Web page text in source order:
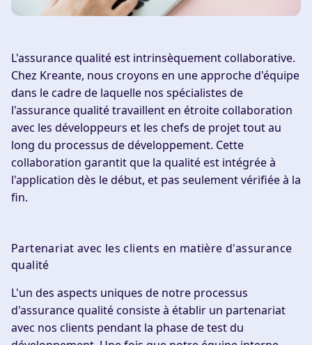
L'assurance qualité est intrinsèquement collaborative.
Chez Kreante, nous croyons en une approche d'équipe
dans le cadre de laquelle nos spécialistes de
l'assurance qualité travaillent en étroite collaboration
avec les développeurs et les chefs de projet tout au
long du processus de développement. Cette
collaboration garantit que la qualité est intégrée à
l'application dès le début, et pas seulement vérifiée à la
fin.
Partenariat avec les clients en matière d'assurance
qualité
L'un des aspects uniques de notre processus
d'assurance qualité consiste à établir un partenariat
avec nos clients pendant la phase de test du